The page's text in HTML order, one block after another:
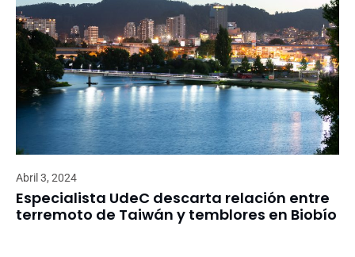
Abril 3, 2024
Especialista UdeC descarta relación entre
terremoto de Taiwán y temblores en Biobío